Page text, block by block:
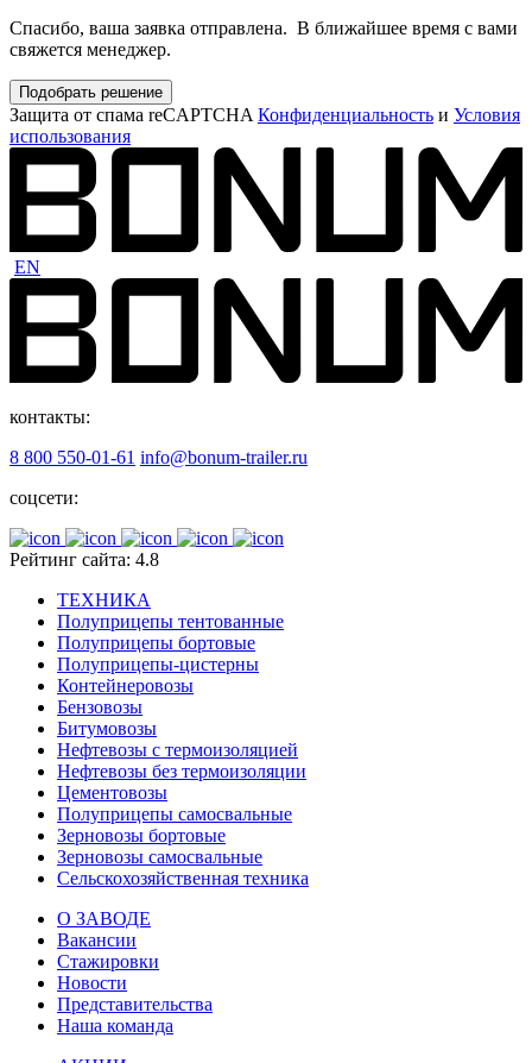
Спасибо, ваша заявка отправлена. В ближайшее время с вами
свяжется менеджер.
Подобрать решение
Защита от спама reCAPTCHA Конфиденциальность и Условия
использования
EN
контакты:
8 800 550-01-61 info@bonum-trailer.ru
соцсети:
Рейтинг сайта: 4.8
ТЕХНИКА
Полуприцепы тентованные
Полуприцепы бортовые
Полуприцепы-цистерны
Контейнеровозы
Бензовозы
Битумовозы
Нефтевозы с термоизоляцией
Нефтевозы без термоизоляции
Цементовозы
Полуприцепы самосвальные
Зерновозы бортовые
Зерновозы самосвальные
Сельскохозяйственная техника
О ЗАВОДЕ
Вакансии
Стажировки
Новости
Представительства
Наша команда